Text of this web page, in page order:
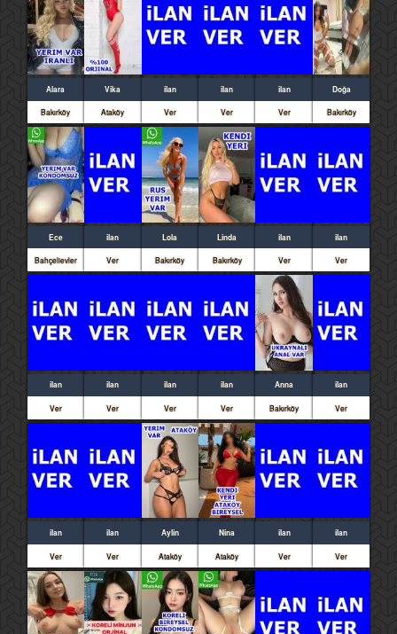
Alara
Bakırköy
Vika
Ataköy
ilan
Ver
ilan
Ver
ilan
Ver
Doğa
Bakırköy
Ece
Bahçelievler
ilan
Ver
Lola
Bakırköy
Linda
Bakırköy
ilan
Ver
ilan
Ver
ilan
Ver
ilan
Ver
ilan
Ver
ilan
Ver
Anna
Bakırköy
ilan
Ver
ilan
Ver
ilan
Ver
Aylin
Ataköy
Nina
Ataköy
ilan
Ver
ilan
Ver